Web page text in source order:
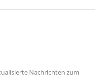
Nachrichten zum